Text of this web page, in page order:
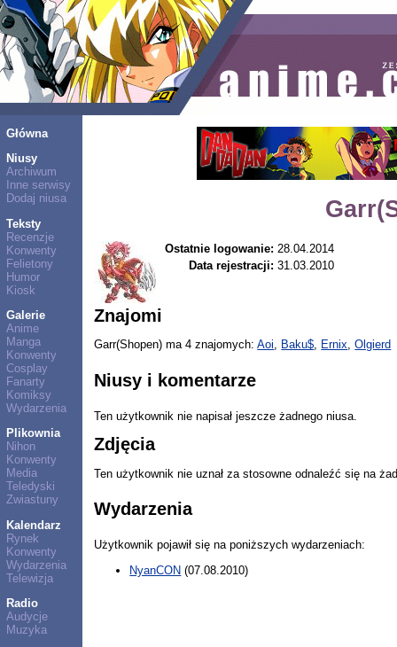
Główna
Niusy
Archiwum
Inne serwisy
Dodaj niusa
Teksty
Recenzje
Konwenty
Felietony
Humor
Kiosk
Galerie
Anime
Manga
Konwenty
Cosplay
Fanarty
Komiksy
Wydarzenia
Plikownia
Nihon
Konwenty
Media
Teledyski
Zwiastuny
Kalendarz
Rynek
Konwenty
Wydarzenia
Telewizja
Radio
Audycje
Muzyka
Ostatnie logowanie: 28.04.2014
Data rejestracji: 31.03.2010
Znajomi
Garr(Shopen) ma 4 znajomych:Aoi, Baku$, Ernix,Olgierd
Niusy i komentarze
Ten użytkownik nie napisał jeszcze żadnego niusa.
Zdjęcia
Ten użytkownik nie uznał za stosowne odnaleźć się na
Wydarzenia
Użytkownik pojawił się na poniższych wydarzeniach:
NyanCON (07.08.2010)